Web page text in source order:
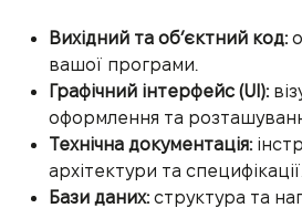
Вихідний та об’єктний код:
вашої програми.
Графічний інтерфейс (UI):
оформлення та
Технічна документація:
архітектури та специфікації.
Бази даних:структура та